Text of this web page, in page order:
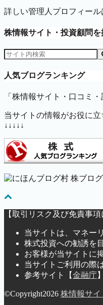
詳しい管理人プロフィール
株情報サイト・投資顧問を
人気ブログランキング
「株情報サイト・口コミ
当サイトの情報がお役に
↓↓↓↓↓
【取引リスク及び免責事項
当サイトは、マネー
株式投資への勧誘を
お客様が当サイトに
当サイトご利用の際
参考サイト【金融庁
©Copyright2026 株情報サイ